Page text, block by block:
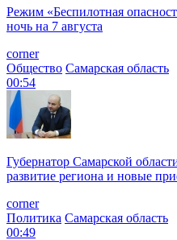
Режим «Беспилотная
ночь на 7 августа
corner
Общество Самарская область
00:54
Губернатор Самарской
развитие региона и новые
corner
Политика Самарская область
00:49